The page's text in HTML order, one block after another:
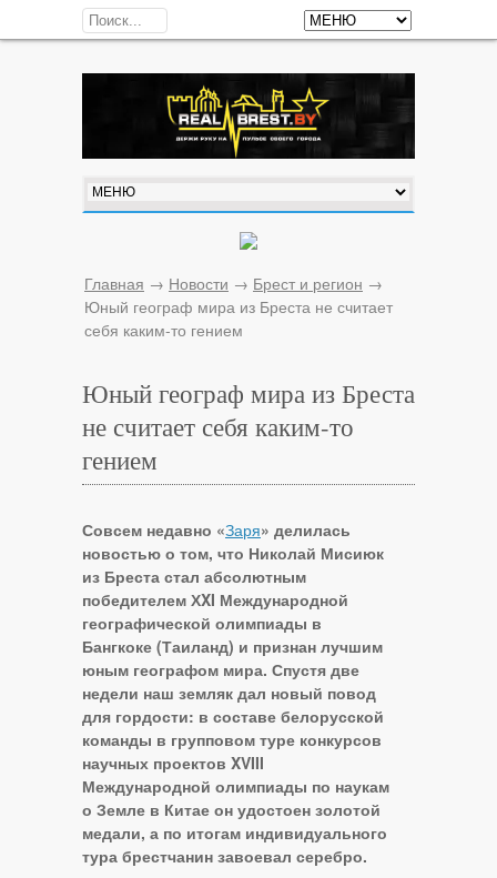
Главная → Новости → Брест и регион →
Юный географ мира из Бреста не считает
себя каким-то гением
Юный географ мира из Бреста
не считает себя каким-то
гением
Совсем недавно «Заря» делилась
новостью о том, что Николай Мисиюк
из Бреста стал абсолютным
победителем ХXI Международной
географической олимпиады в
Бангкоке (Таиланд) и признан лучшим
юным географом мира. Спустя две
недели наш земляк дал новый повод
для гордости: в составе белорусской
команды в групповом туре конкурсов
научных проектов XVIII
Международной олимпиады по наукам
о Земле в Китае он удостоен золотой
медали, а по итогам индивидуального
тура брестчанин завоевал серебро.